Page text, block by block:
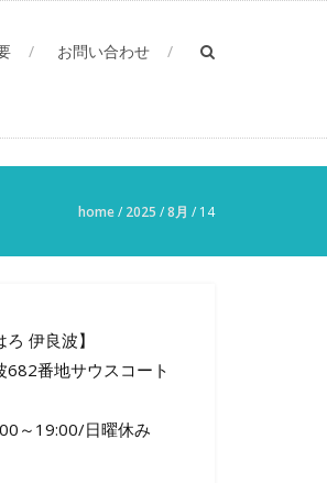
お問い合わせ
home/ 2025 /8月 / 14
伊良波】
番地サウスコート
～19:00/日曜休み